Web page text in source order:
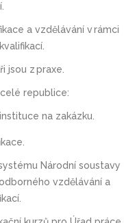
a vzdělávání v rámci
jsou z praxe.
republice:
na zakázku.
Národní soustavy
vzdělávání a